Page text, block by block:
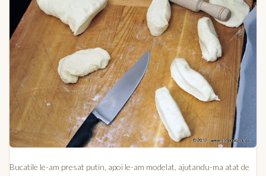
Bucatile le-am presat putin, apoi le-am modelat, ajutandu-ma atat de